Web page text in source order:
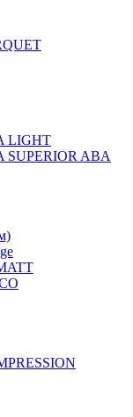
LIGHT
SUPERIOR ABA